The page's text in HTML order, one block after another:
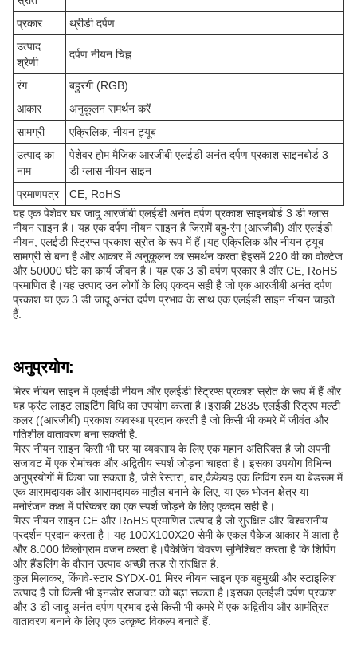
प्रकार
थ्रीडी दर्पण
उत्पाद
श्रेणी
दर्पण नीयन चिह्न
रंग
बहुरंगी (RGB)
आकार
अनुकूलन समर्थन करें
सामग्री
एक्रिलिक, नीयन ट्यूब
उत्पाद का
नाम
पेशेवर होम मैजिक आरजीबी एलईडी अनंत दर्पण प्रकाश साइनबोर्ड 3
डी ग्लास नीयन साइन
प्रमाणपत्र
CE, RoHS
यह एक पेशेवर घर जादू आरजीबी एलईडी अनंत दर्पण प्रकाश साइनबोर्ड 3 डी ग्लास
नीयन साइन है। यह एक दर्पण नीयन साइन है जिसमें बहु-रंग (आरजीबी) और एलईडी
नीयन, एलईडी स्ट्रिप्स प्रकाश स्रोत के रूप में हैं।यह एक्रिलिक और नीयन ट्यूब
सामग्री से बना है और आकार में अनुकूलन का समर्थन करता हैइसमें 220 वी का वोल्टेज
और 50000 घंटे का कार्य जीवन है। यह एक 3 डी दर्पण प्रकार है और CE, RoHS
प्रमाणित है।यह उत्पाद उन लोगों के लिए एकदम सही है जो एक आरजीबी अनंत दर्पण
प्रकाश या एक 3 डी जादू अनंत दर्पण प्रभाव के साथ एक एलईडी साइन नीयन चाहते
हैं.
अनुप्रयोग:
मिरर नीयन साइन में एलईडी नीयन और एलईडी स्ट्रिप्स प्रकाश स्रोत के रूप में हैं और
यह फ्रंट लाइट लाइटिंग विधि का उपयोग करता है।इसकी 2835 एलईडी स्ट्रिप मल्टी
कलर ((आरजीबी) प्रकाश व्यवस्था प्रदान करती है जो किसी भी कमरे में जीवंत और
गतिशील वातावरण बना सकती है.
मिरर नीयन साइन किसी भी घर या व्यवसाय के लिए एक महान अतिरिक्त है जो अपनी
सजावट में एक रोमांचक और अद्वितीय स्पर्श जोड़ना चाहता है। इसका उपयोग विभिन्न
अनुप्रयोगों में किया जा सकता है, जैसे रेस्तरां, बार,कैफेयह एक लिविंग रूम या बेडरूम में
एक आरामदायक और आरामदायक माहौल बनाने के लिए, या एक भोजन क्षेत्र या
मनोरंजन कक्ष में परिष्कार का एक स्पर्श जोड़ने के लिए एकदम सही है।
मिरर नीयन साइन CE और RoHS प्रमाणित उत्पाद है जो सुरक्षित और विश्वसनीय
प्रदर्शन प्रदान करता है। यह 100X100X20 सेमी के एकल पैकेज आकार में आता है
और 8.000 किलोग्राम वजन करता है।पैकेजिंग विवरण सुनिश्चित करता है कि शिपिंग
और हैंडलिंग के दौरान उत्पाद अच्छी तरह से संरक्षित है.
कुल मिलाकर, किंगवे-स्टार SYDX-01 मिरर नीयन साइन एक बहुमुखी और स्टाइलिश
उत्पाद है जो किसी भी इनडोर सजावट को बढ़ा सकता है।इसका एलईडी दर्पण प्रकाश
और 3 डी जादू अनंत दर्पण प्रभाव इसे किसी भी कमरे में एक अद्वितीय और आमंत्रित
वातावरण बनाने के लिए एक उत्कृष्ट विकल्प बनाते हैं.